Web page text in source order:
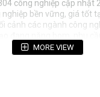
công nghiệp cập nhật
bền vững, giá tốt
cảnh các ngành công
giờ hạ nhiệt. Để nhận
nhất theo dự án khối
inox 304 công
MORE VIEW